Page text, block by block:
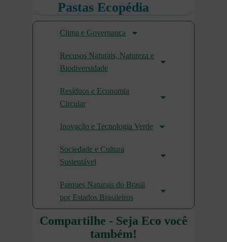
Pastas Ecopédia
Clima e Governança
Recusos Naturais, Natureza e
Biodiversidade
Resíduos e Economia
Circular
Inovação e Tecnologia Verde
Sociedade e Cultura
Sustentável
Parques Naturais do Brasil
por Estados Brasileiros
Compartilhe - Seja Eco você
também!